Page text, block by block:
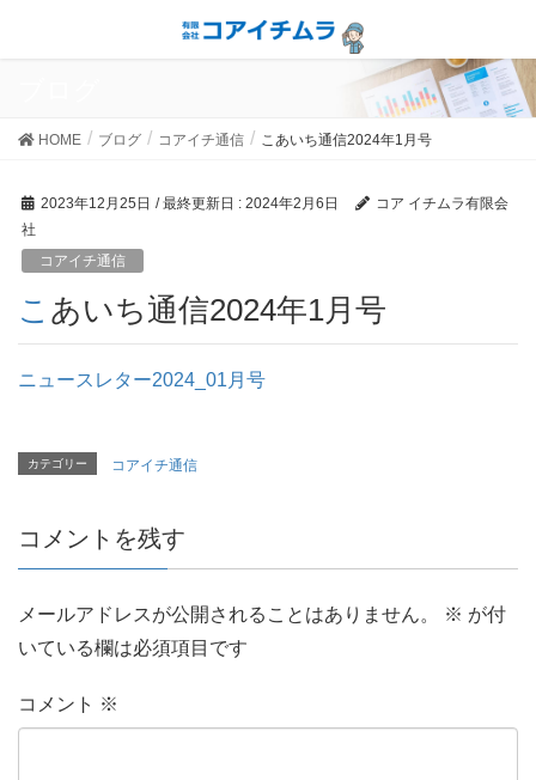
HOME ブログ コアイチ通信 こあいち通信2024年1月号
2023年12月25日 / 最終更新日 : 2024年2月6日
コア イチムラ有限会
社
コアイチ通信
こあいち通信2024年1月号
ニュースレター2024_01月号
カテゴリー コアイチ通信
コメントを残す
メールアドレスが公開されることはありません。 ※ が付
いている欄は必須項目です
コメント ※